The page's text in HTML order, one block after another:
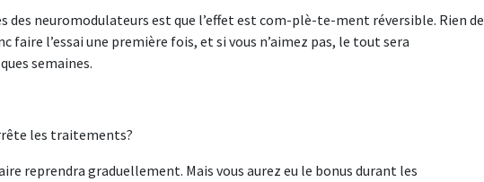
des neuromodulateurs est que l’effet est com-plè-te-ment réversible. Rien de
faire l’essai une première fois, et si vous n’aimez pas, le tout sera
semaines.
les traitements?
reprendra graduellement. Mais vous aurez eu le bonus durant les